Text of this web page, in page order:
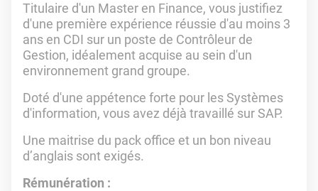
Titulaire d'un Master en Finance, vous justifiez
d'une première expérience réussie d'au moins 3
ans en CDI sur un poste de Contrôleur de
Gestion, idéalement acquise au sein d'un
environnement grand groupe.
Doté d'une appétence forte pour les Systèmes
d'information, vous avez déjà travaillé sur SAP.
Une maitrise du pack office et un bon niveau
d’anglais sont exigés.
Rémunération :